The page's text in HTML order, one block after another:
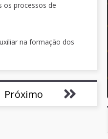
os processos de
na formação dos
Próximo